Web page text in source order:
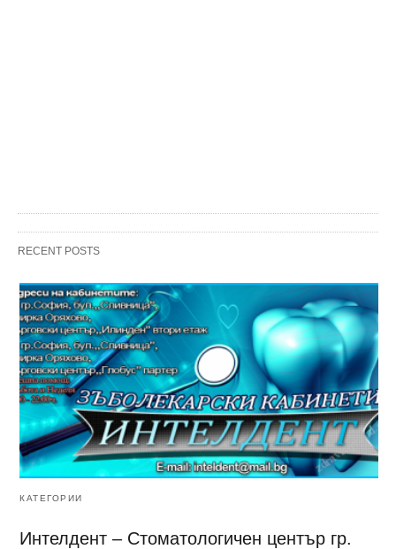
RECENT POSTS
КАТЕГОРИИ
Интелдент – Стоматологичен център гр.